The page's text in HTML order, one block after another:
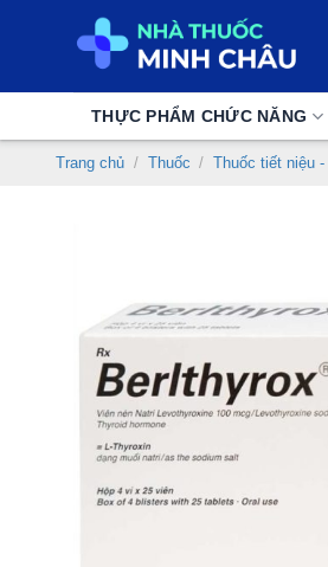
THỰC PHẨM CHỨC NĂNG
Trang chủ / Thuốc / Thuốc tiết niệu